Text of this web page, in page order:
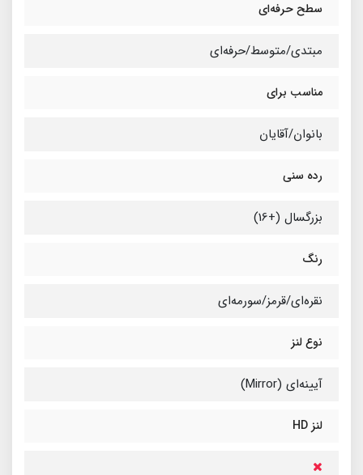
سطح حرفه‌ای
مبتدی/متوسط/حرفه‌ای
مناسب برای
بانوان/آقایان
رده سنی
بزرگسال (+16)
رنگ
نقره‌ای/قرمز/سورمه‌ای
نوع لنز
آیینه‌ای (Mirror)
لنز HD